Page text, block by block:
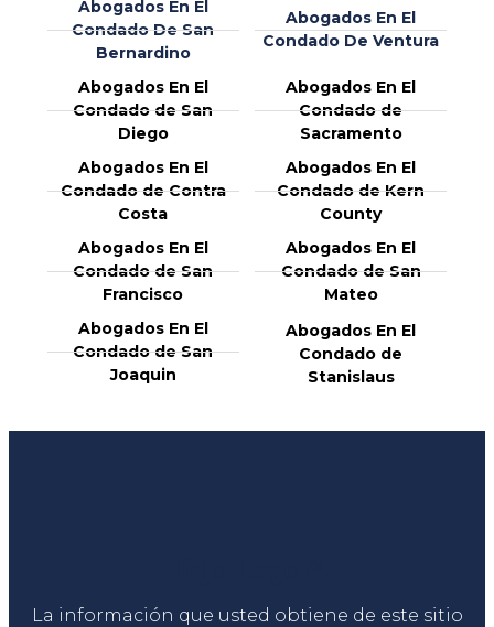
Abogados En El
Condado De San
Bernardino
Abogados En El
Condado De Ventura
Abogados En El
Condado de San
Diego
Abogados En El
Condado de
Sacramento
Abogados En El
Condado de Contra
Costa
Abogados En El
Condado de Kern
County
Abogados En El
Condado de San
Francisco
Abogados En El
Condado de San
Mateo
Abogados En El
Condado de San
Joaquin
Abogados En El
Condado de
Stanislaus
La información que usted obtiene de este sitio